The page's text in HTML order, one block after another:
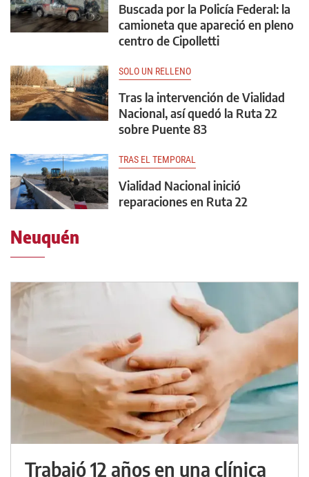
Buscada por la Policía Federal: la
camioneta que apareció en pleno
centro de Cipolletti
SOLO UN RELLENO
Tras la intervención de Vialidad
Nacional, así quedó la Ruta 22
sobre Puente 83
TRAS EL TEMPORAL
Vialidad Nacional inició
reparaciones en Ruta 22
Neuquén
Trabajó 12 años en una clínica